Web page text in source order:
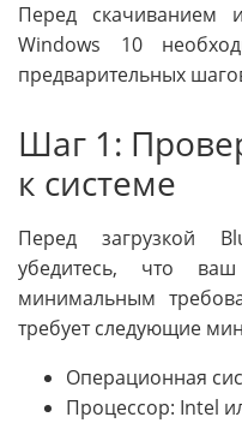
Перед скачиванием
Windows 10
предварительных
Шаг 1:
к системе
Перед загрузкой
убедитесь, что ваш
минимальным
требует следующие
Операционная
Процессор: Intel